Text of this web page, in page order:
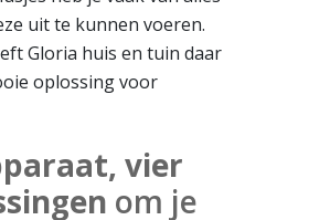
uit te kunnen voeren.
Gloria huis en tuin daar
oplossing voor
vier
om je